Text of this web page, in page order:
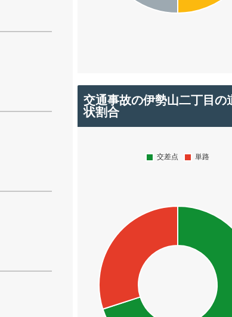
交通事故の伊勢山二丁目の
状割合